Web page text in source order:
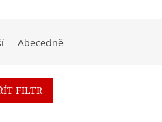
Abecedně
FILTR